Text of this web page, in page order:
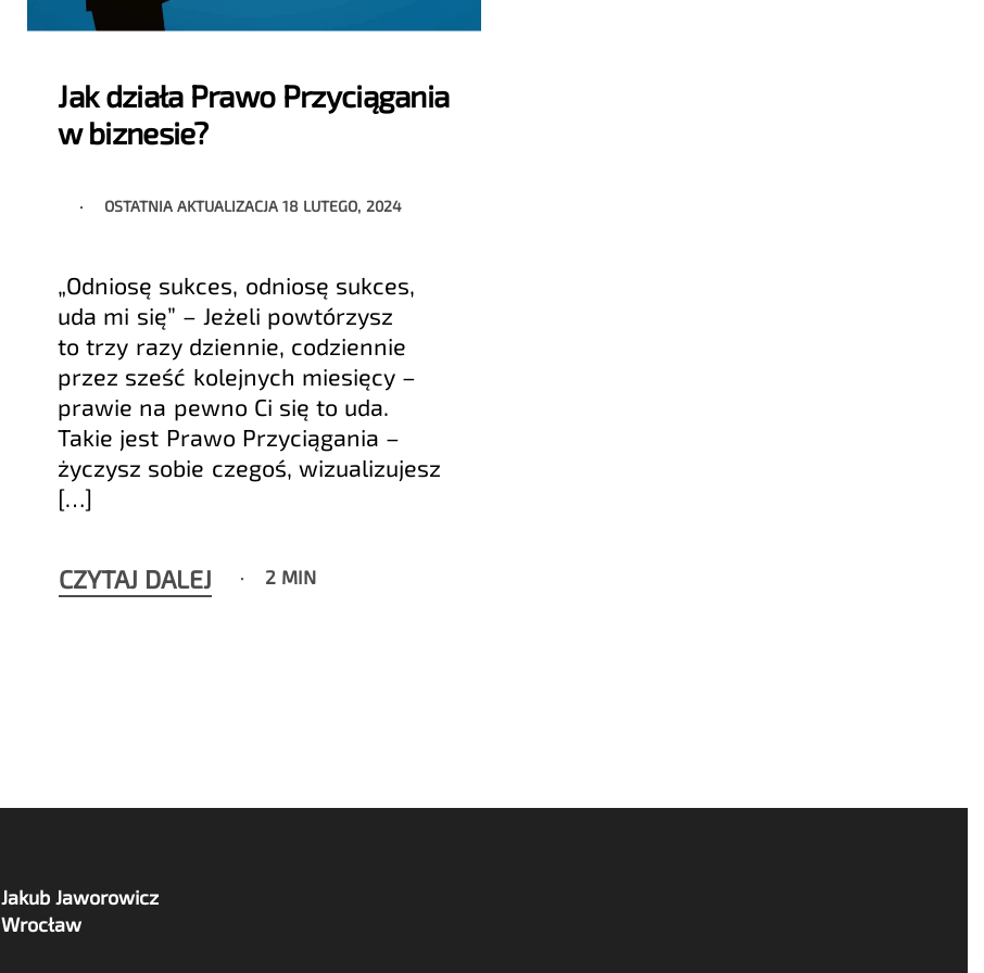
Jak działa Prawo Przyciągania
w biznesie?
OSTATNIA AKTUALIZACJA18 LUTEGO, 2024
„Odniosę sukces, odniosę sukces,
uda mi się” – Jeżeli powtórzysz
to trzy razy dziennie, codziennie
przez sześć kolejnych miesięcy –
prawie na pewno Ci się to uda.
Takie jest Prawo Przyciągania –
życzysz sobie czegoś, wizualizujesz
[…]
CZYTAJ DALEJ 2 MIN
Jakub Jaworowicz
Wrocław